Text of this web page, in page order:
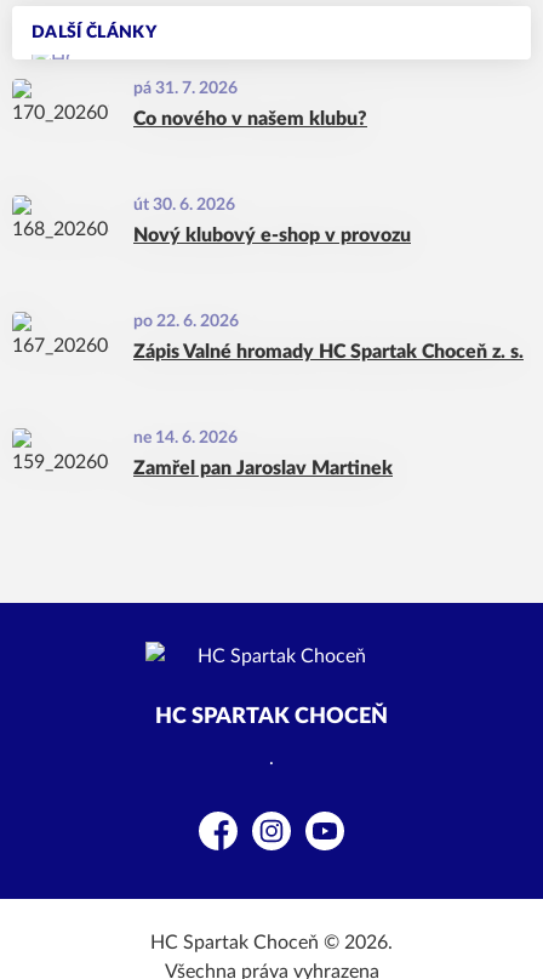
DALŠÍ ČLÁNKY
pá 31. 7. 2026
Co nového v našem klubu?
út 30. 6. 2026
Nový klubový e-shop v provozu
po 22. 6. 2026
Zápis Valné hromady HC Spartak Choceň z. s.
ne 14. 6. 2026
Zamřel pan Jaroslav Martinek
HC SPARTAK CHOCEŇ
.
FacebookInstagramYouTube
HC Spartak Choceň © 2026.
Všechna práva vyhrazena